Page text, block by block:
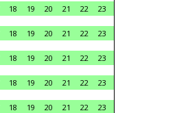
18 19 20 21 22
23
18 19 20 21 22
23
18 19 20 21 22
23
18 19 20 21 22
23
18 19 20 21 22
23